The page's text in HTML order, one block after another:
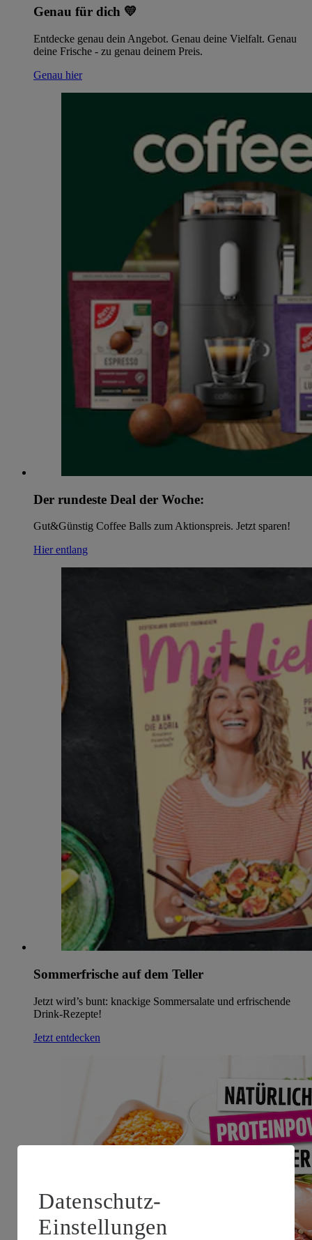
Genau für dich 💛
Entdecke genau dein Angebot. Genau deine Vielfalt. Genau
deine Frische - zu genau deinem Preis.
Genau hier
Der rundeste Deal der Woche:
Gut&Günstig Coffee Balls zum Aktionspreis. Jetzt sparen!
Hier entlang
Sommerfrische auf dem Teller
Jetzt wird’s bunt: knackige Sommersalate und erfrischende
Drink-Rezepte!
Jetzt entdecken
Datenschutz-
Einstellungen